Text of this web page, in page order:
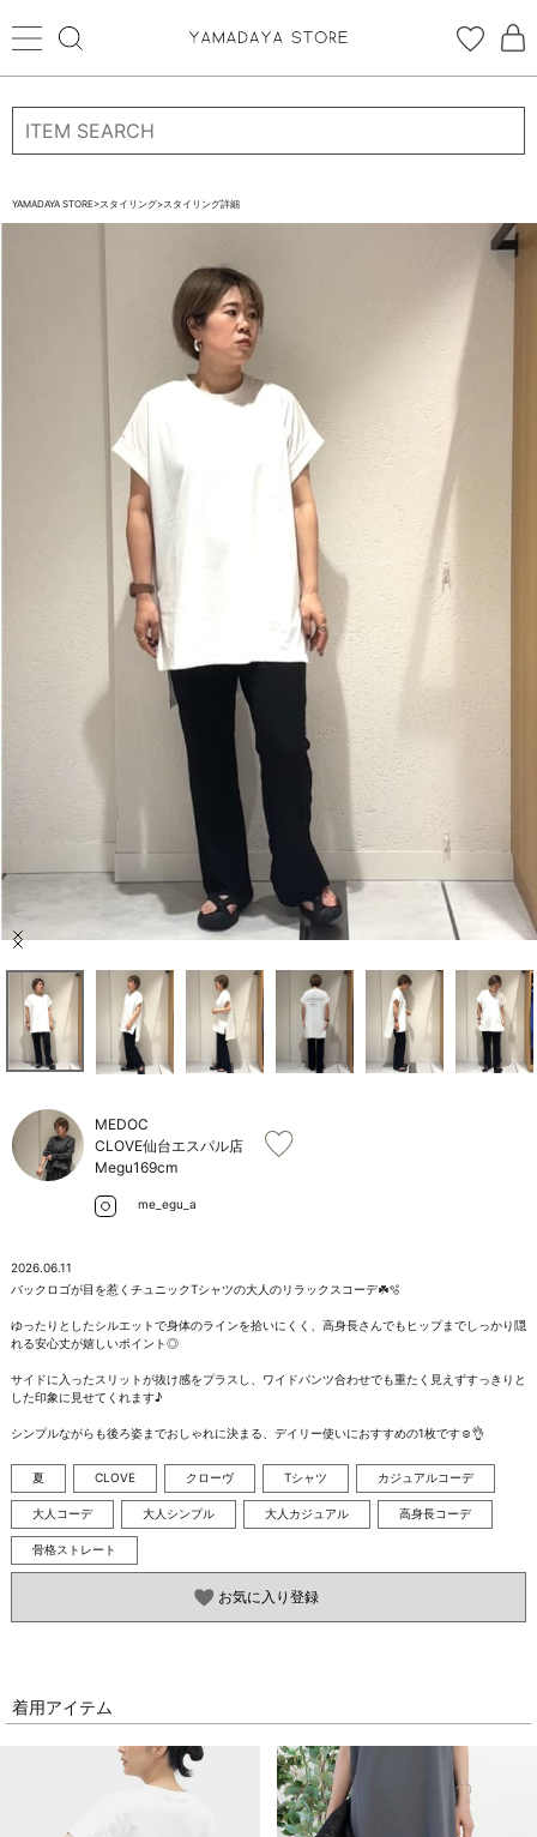
ログイン 新規会員登録
CATEGORYから探す
STORE BRAND・LABELから探す
すべての商品
ブランド一覧
ご利用ガイド/ヘルプ
YAMADAYA STORE>スタイリング>スタイリング詳細
Item
MEDOC
CLOVE仙台エスパル店
Megu169cm
me_egu_a
2026.06.11
バックロゴが目を惹くチュニックTシャツの大人のリラックスコーデ☘️🫧
ゆったりとしたシルエットで身体のラインを拾いにくく、高身長さんでもヒップまでしっかり隠
れる安心丈が嬉しいポイント◎
サイドに入ったスリットが抜け感をプラスし、ワイドパンツ合わせでも重たく見えずすっきりと
した印象に見せてくれます♪
シンプルながらも後ろ姿までおしゃれに決まる、デイリー使いにおすすめの1枚です☺️👌
夏 CLOVE クローヴ Tシャツ カジュアルコーデ
大人コーデ 大人シンプル 大人カジュアル 高身長コーデ
骨格ストレート
お気に入り登録
着用アイテム